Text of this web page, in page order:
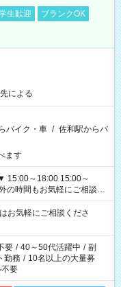
生歓迎
ブランクOK
による
バイク・車 / 佐和駅からバ
ます
気軽にご相談くださ
要 / 40～50代活躍中 / 副
勤務 / 10名以上の大量募
要